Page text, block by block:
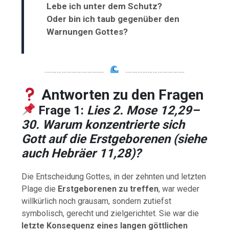
Lebe ich unter dem Schutz?
Oder bin ich taub gegenüber den
Warnungen Gottes?
…………………………….. ……………………………..
Antworten zu den Fragen
Frage 1: Lies 2. Mose 12,29–
30. Warum konzentrierte sich
Gott auf die Erstgeborenen (siehe
auch Hebräer 11,28)?
Die Entscheidung Gottes, in der zehnten und letzten
Plage die Erstgeborenen zu treffen, war weder
willkürlich noch grausam, sondern zutiefst
symbolisch, gerecht und zielgerichtet. Sie war die
letzte Konsequenz eines langen göttlichen